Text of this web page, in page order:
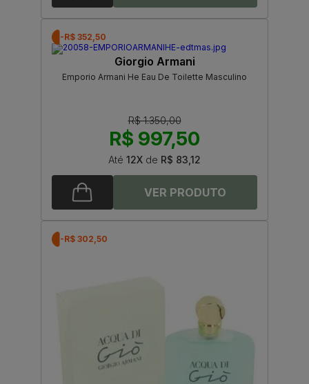
-R$ 352,50
Giorgio Armani
Emporio Armani He Eau De Toilette Masculino
R$ 1.350,00
R$ 997,50
Até 12X de R$ 83,12
-R$ 302,50